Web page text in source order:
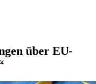
über EU-